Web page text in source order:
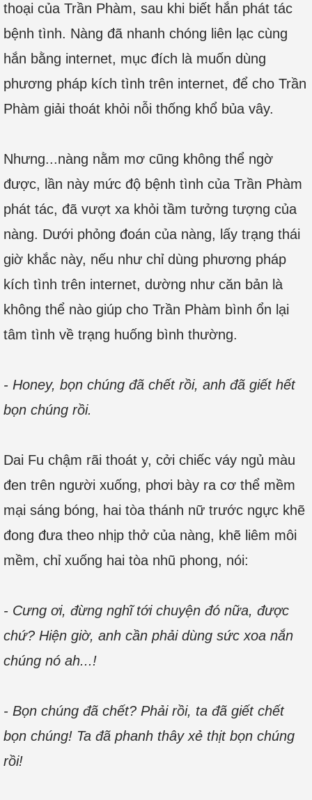
thoại của Trần Phàm, sau khi biết hắn phát tác
bệnh tình. Nàng đã nhanh chóng liên lạc cùng
hắn bằng internet, mục đích là muốn dùng
phương pháp kích tình trên internet, để cho Trần
Phàm giải thoát khỏi nỗi thống khổ bủa vây.
Nhưng...nàng nằm mơ cũng không thể ngờ
được, lần này mức độ bệnh tình của Trần Phàm
phát tác, đã vượt xa khỏi tầm tưởng tượng của
nàng. Dưới phỏng đoán của nàng, lấy trạng thái
giờ khắc này, nếu như chỉ dùng phương pháp
kích tình trên internet, dường như căn bản là
không thể nào giúp cho Trần Phàm bình ổn lại
tâm tình về trạng huống bình thường.
- Honey, bọn chúng đã chết rồi, anh đã giết hết
bọn chúng rồi.
Dai Fu chậm rãi thoát y, cởi chiếc váy ngủ màu
đen trên người xuống, phơi bày ra cơ thể mềm
mại sáng bóng, hai tòa thánh nữ trước ngực khẽ
đong đưa theo nhịp thở của nàng, khẽ liêm môi
mềm, chỉ xuống hai tòa nhũ phong, nói:
- Cưng ơi, đừng nghĩ tới chuyện đó nữa, được
chứ? Hiện giờ, anh cần phải dùng sức xoa nắn
chúng nó ah...!
- Bọn chúng đã chết? Phải rồi, ta đã giết chết
bọn chúng! Ta đã phanh thây xẻ thịt bọn chúng
rồi!